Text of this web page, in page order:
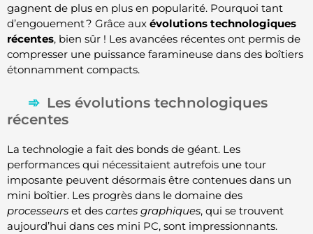
gagnent de plus en plus en popularité. Pourquoi tant
d’engouement ? Grâce aux évolutions technologiques
récentes, bien sûr ! Les avancées récentes ont permis de
compresser une puissance faramineuse dans des boîtiers
étonnamment compacts.
Les évolutions technologiques
récentes
La technologie a fait des bonds de géant. Les
performances qui nécessitaient autrefois une tour
imposante peuvent désormais être contenues dans un
mini boîtier. Les progrès dans le domaine des
processeurs et des cartes graphiques, qui se trouvent
aujourd’hui dans ces mini PC, sont impressionnants.